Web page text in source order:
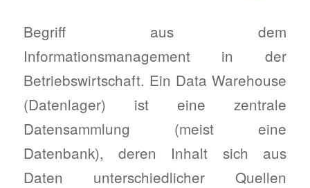
Begriff aus dem
Informationsmanagement in der
Betriebswirtschaft. Ein Data Warehouse
(Datenlager) ist eine zentrale
Datensammlung (meist eine
Datenbank), deren Inhalt sich aus
Daten unterschiedlicher Quellen